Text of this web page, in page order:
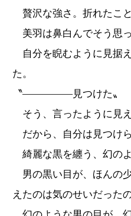
贅沢な強さ。折れたこ
美羽は鼻白んでそう思っ
自分を睨むように見据
た。
〝―――――見つけた〟
そう、言ったように見え
だから、自分は見つけ
綺麗な黒を纏う、幻のよ
男の黒い目が、ほんの
えたのは気のせいだった